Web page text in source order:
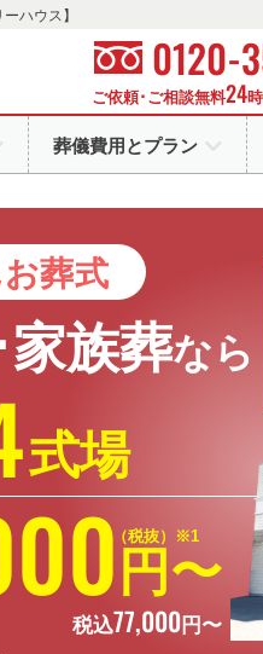
ハウス】
0120-
ご依頼･ご相談無料24
葬儀費用とプラン
お葬式
家族葬なら
式場
円〜
（税抜）※1
税込77,000円〜